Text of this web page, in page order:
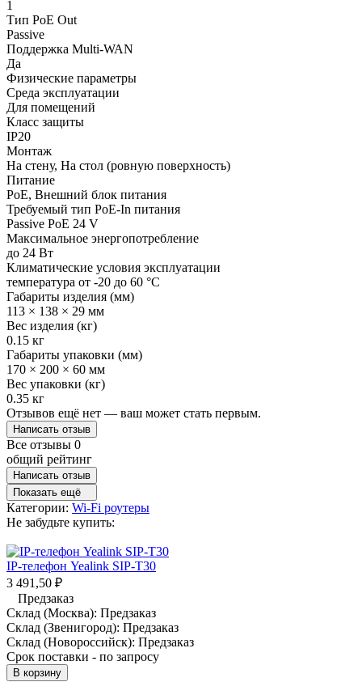
1
Тип PoE Out
Passive
Поддержка Multi-WAN
Да
Физические параметры
Среда эксплуатации
Для помещений
Класс защиты
IP20
Монтаж
На стену, На стол (ровную поверхность)
Питание
PoE, Внешний блок питания
Требуемый тип PoE-In питания
Passive PoE 24 V
Максимальное энергопотребление
до 24 Вт
Климатические условия эксплуатации
температура от -20 до 60 °C
Габариты изделия (мм)
113 × 138 × 29 мм
Вес изделия (кг)
0.15 кг
Габариты упаковки (мм)
170 × 200 × 60 мм
Вес упаковки (кг)
0.35 кг
Отзывов ещё нет — ваш может стать первым.
Написать отзыв
Все отзывы 0
общий рейтинг
Написать отзыв
Показать ещё
Категории: Wi-Fi роутеры
Не забудьте купить:
IP-телефон Yealink SIP-T30
3 491,50 ₽
Предзаказ
Склад (Москва): Предзаказ
Склад (Звенигород): Предзаказ
Склад (Новороссийск): Предзаказ
Срок поставки - по запросу
В корзину